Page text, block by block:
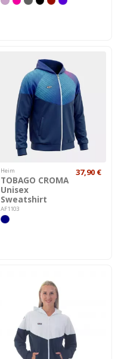
Heim
TOBAGO CROMA
Unisex
Sweatshirt
AF1103
37,90 €